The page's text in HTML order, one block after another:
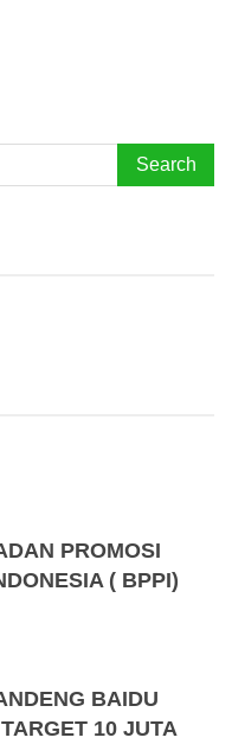
PROMOSI
( BPPI)
BAIDU
10 JUTA